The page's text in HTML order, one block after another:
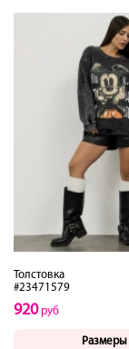
Толстовка
#23471579
920руб
Размеры